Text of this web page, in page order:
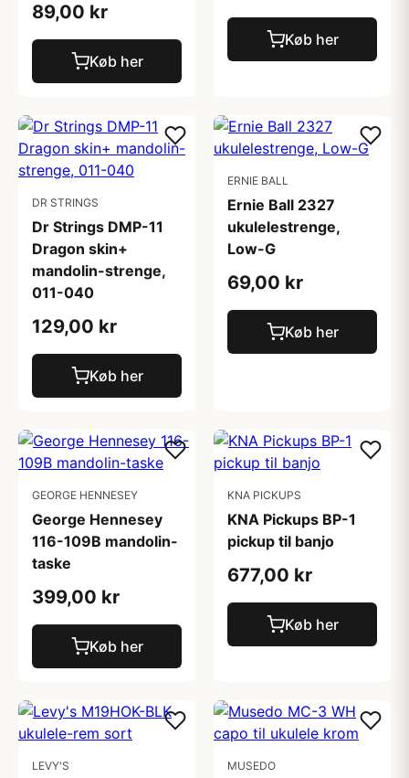
89,00 kr
Køb her
Køb her
DR STRINGS
Dr Strings DMP-11
Dragon skin+
mandolin-strenge,
011-040
129,00 kr
Køb her
ERNIE BALL
Ernie Ball 2327
ukulelestrenge,
Low-G
69,00 kr
Køb her
GEORGE HENNESEY
George Hennesey
116-109B mandolin-
taske
399,00 kr
Køb her
KNA PICKUPS
KNA Pickups BP-1
pickup til banjo
677,00 kr
Køb her
LEVY'S MUSEDO